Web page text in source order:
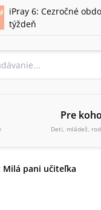
iPray 6: Cezročné
týždeň
Pre koho
Deti, mládež,
Milá pani učiteľka